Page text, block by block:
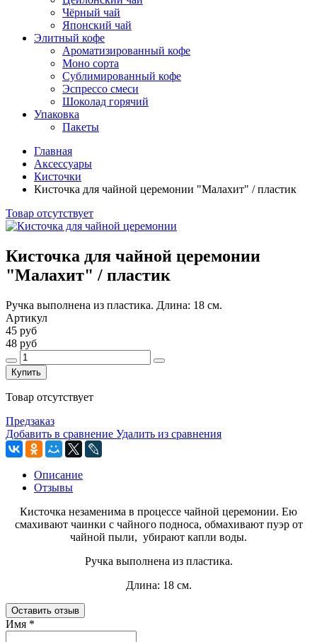
Чёрный чай
Японский чай
Элитный кофе
Ароматизированный кофе
Моно сорта
Сублимированный кофе
Эспрессо смеси
Шоколад горячий
Упаковка
Пакеты
Главная
Аксессуары
Кисточки
Кисточка для чайной церемонии "Малахит" / пластик
Товар отсутствует
Кисточка для чайной церемонии
"Малахит" / пластик
Ручка выполнена из пластика. Длина: 18 см.
Артикул
45 руб
48 руб
Купить
Товар отсутствует
Предзаказ
Добавить в сравнение Удалить из сравнения
Описание
Отзывы
Кисточка незаменима в процессе чайной церемонии. Ею
смахивают чаинки с чайного подноса, обмахивают пуэр от
чайной пыли, убирают капли воды.
Ручка выполнена из пластика.
Длина: 18 см.
Оставить отзыв
Имя *